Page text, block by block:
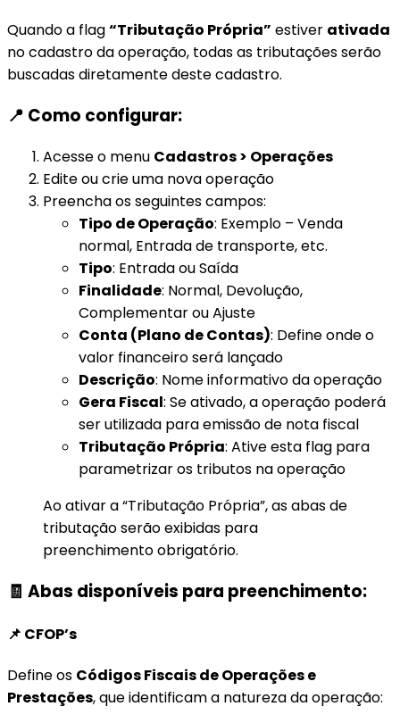
Quando a flag“Tributação Própria” estiver ativada
no cadastro da operação, todas as tributações serão
buscadas diretamente deste cadastro.
📍 Como configurar:
Acesse o menu Cadastros > Operações
Edite ou crie uma nova operação
Preencha os seguintes campos:
Tipo de Operação: Exemplo – Venda
normal, Entrada de transporte, etc.
Tipo: Entrada ou Saída
Finalidade: Normal, Devolução,
Complementar ou Ajuste
Conta (Plano de Contas): Define onde o
valor financeiro será lançado
Descrição: Nome informativo da operação
Gera Fiscal: Se ativado, a operação poderá
ser utilizada para emissão de nota fiscal
Tributação Própria: Ative esta flag para
parametrizar os tributos na operação
Ao ativar a “Tributação Própria”, as abas de
tributação serão exibidas para
preenchimento obrigatório.
🧾 Abas disponíveis para preenchimento:
📌 CFOP’s
Define os Códigos Fiscais de Operações e
Prestações, que identificam a natureza da operação: